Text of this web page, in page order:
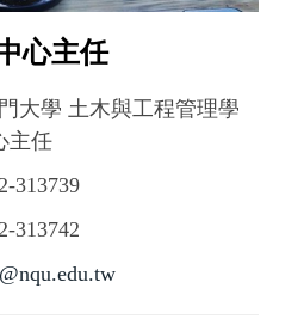
心主任
大學 土木與工程管理學
主任
313739
313742